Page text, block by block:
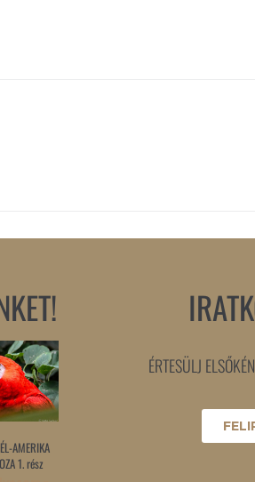
AMERIKA
1. rész
ÉRTESÜLJ